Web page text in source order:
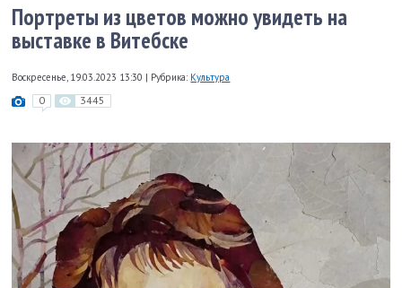
Портреты из цветов можно увидеть на
выставке в Витебске
Воскресенье, 19.03.2023 13:30 | Рубрика: Культура
0 3445